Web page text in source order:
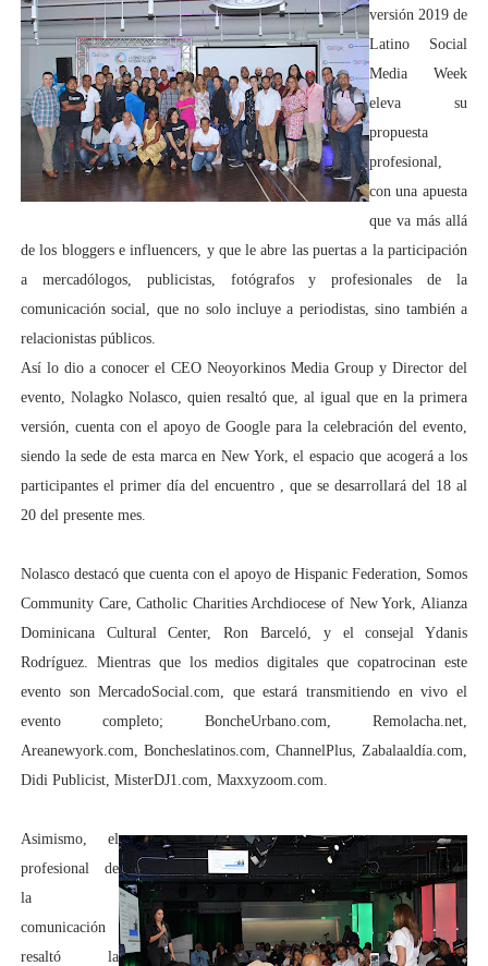
versión 2019 de
Latino Social
Media Week
eleva su
propuesta
profesional,
con una apuesta
que va más allá
de los bloggers e influencers, y que le abre las puertas a la participación
a mercadólogos, publicistas, fotógrafos y profesionales de la
comunicación social, que no solo incluye a periodistas, sino también a
relacionistas públicos.
Así lo dio a conocer el CEO Neoyorkinos Media Group y Director del
evento, Nolagko Nolasco, quien resaltó que, al igual que en la primera
versión, cuenta con el apoyo de Google para la celebración del evento,
siendo la sede de esta marca en New York, el espacio que acogerá a los
participantes el primer día del encuentro , que se desarrollará del 18 al
20 del presente mes.
Nolasco destacó que cuenta con el apoyo de Hispanic Federation, Somos
Community Care, Catholic Charities Archdiocese of New York, Alianza
Dominicana Cultural Center, Ron Barceló, y el consejal Ydanis
Rodríguez. Mientras que los medios digitales que copatrocinan este
evento son MercadoSocial.com, que estará transmitiendo en vivo el
evento completo; BoncheUrbano.com, Remolacha.net,
Areanewyork.com, Boncheslatinos.com, ChannelPlus, Zabalaaldía.com,
Didi Publicist, MisterDJ1.com, Maxxyzoom.com.
Asimismo, el
profesional de
la
comunicación
resaltó la